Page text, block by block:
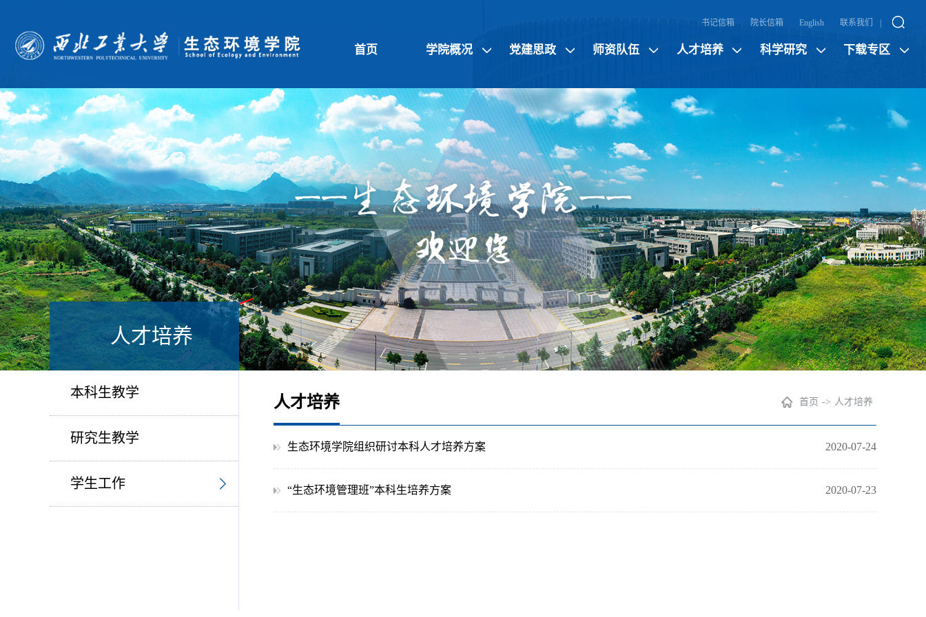
书记信箱 院长信箱 English 联系我们
首页 学院概况 党建思政 师资队伍 人才培养 科学研究 下载专区
人才培养
本科生教学
研究生教学
学生工作
人才培养 首页 -> 人才培养
2020-07-24
生态环境学院组织研讨本科人才培养方案
2020-07-23
“生态环境管理班”本科生培养方案